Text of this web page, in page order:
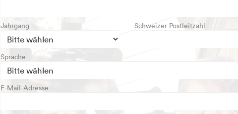
Jahrgang Schweizer Postleitzahl
Sprache
E-Mail-Adresse